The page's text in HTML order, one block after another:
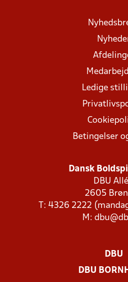
Ledige
Betingelser
Dansk
DBU Allé
2605
T: 4326 2222
M:
DBU
DBU